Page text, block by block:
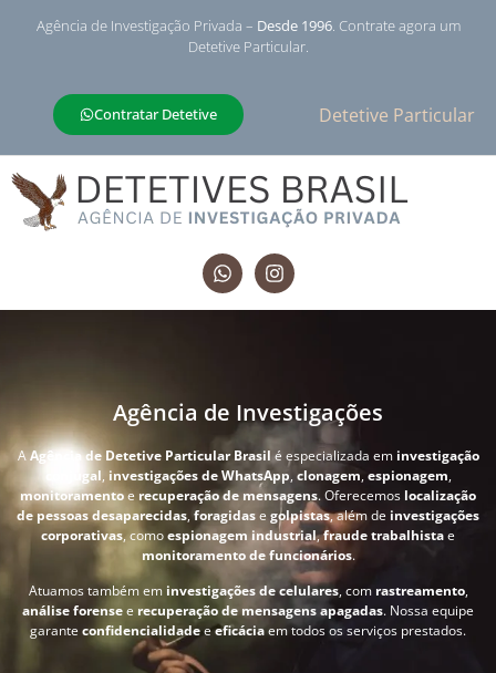
Agência de Investigação Privada – Desde 1996. Contrate agora um
Detetive Particular.
Contratar Detetive Detetive Particular
Agência de Investigações
AAgência de Detetive Particular Brasil é especializada em investigação
conjugal, investigações de WhatsApp, clonagem,espionagem,
monitoramentoe recuperação de mensagens. Oferecemos localização
de pessoas desaparecidas, foragidase golpistas, além de investigações
corporativas, comoespionagem industrial,fraude trabalhistae
monitoramento de funcionários.
Atuamos também em investigações de celulares, com rastreamento,
análise forensee recuperação de mensagens apagadas. Nossa equipe
garante confidencialidadeeeficáciaem todos os serviços prestados.